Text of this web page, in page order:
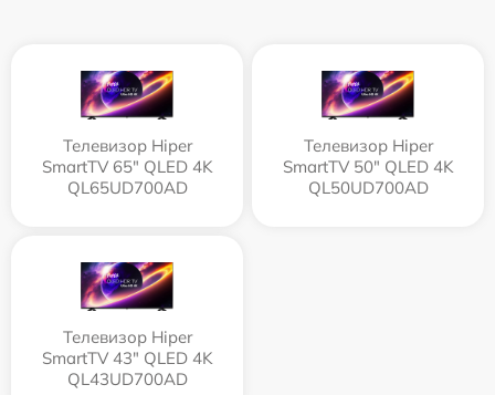
Телевизор Hiper
SmartTV 65" QLED 4K
QL65UD700AD
Телевизор Hiper
SmartTV 50" QLED 4K
QL50UD700AD
Телевизор Hiper
SmartTV 43" QLED 4K
QL43UD700AD